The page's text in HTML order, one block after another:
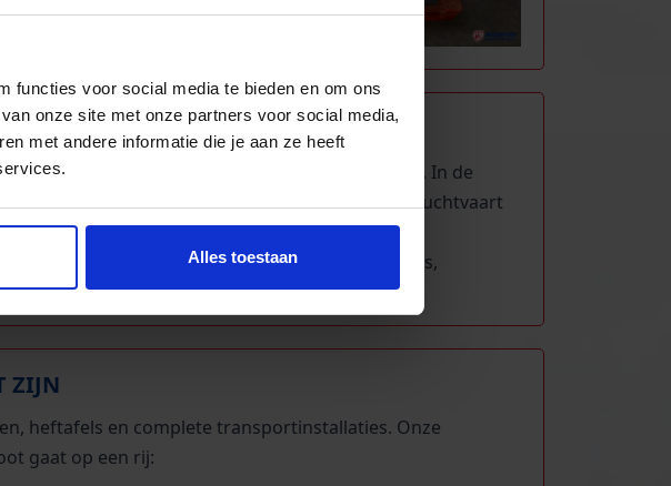
functies voor social media te bieden en om ons
onze site met onze partners voor social media,
met andere informatie die je aan ze heeft
Alles toestaan
banden, robotarmen en CNC-machines. In de
en stuurbekrachtiging. In de luchtvaart
besturing en landingsgestellen. In de bouw en
Ook in de duurzame energie in windturbines,
ZIJN
heftafels en complete transportinstallaties. Onze
gaat op een rij: